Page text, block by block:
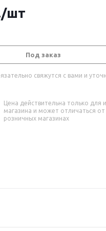
/шт
Под заказ
свяжутся с вами и
Цена действительна только для
магазина и может отличаться от
розничных магазинах